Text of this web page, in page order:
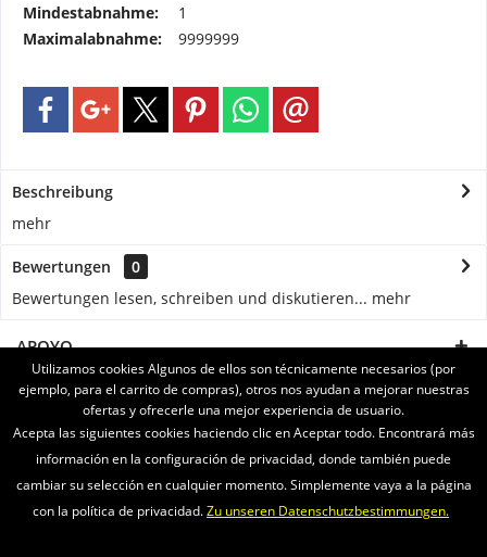
Mindestabnahme:
1
Maximalabnahme:
9999999
Beschreibung
mehr
Bewertungen
0
Bewertungen lesen, schreiben und diskutieren... mehr
APOYO
SERVICE
INFORMATIONEN
ENVIAMOS CON
Utilizamos cookies Algunos de ellos son técnicamente necesarios (por
ejemplo, para el carrito de compras), otros nos ayudan a mejorar nuestras
ofertas y ofrecerle una mejor experiencia de usuario.
Acepta las siguientes cookies haciendo clic en Aceptar todo. Encontrará más
información en la configuración de privacidad, donde también puede
cambiar su selección en cualquier momento. Simplemente vaya a la página
con la política de privacidad.Zu unseren Datenschutzbestimmungen.